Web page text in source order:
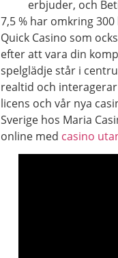
erbjuder, och
7,5 % har omkring
Quick Casino som
efter att vara din
spelglädje står i
realtid och
licens och vår nya
Sverige hos Maria
online med casino